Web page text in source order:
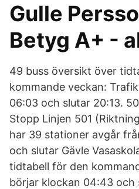
Gulle
Betyg A+ -
49 buss översikt över
kommande veckan:
06:03 och slutar 20:13.
Stopp Linjen 501
har 39 stationer avgår
och slutar Gävle
tidtabell för den
börjar klockan 04:43 och